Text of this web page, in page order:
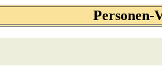
Personen-